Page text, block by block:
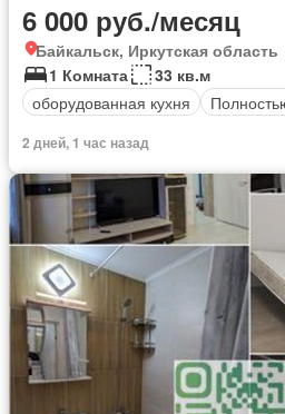
6 000 руб./месяц
Байкальск, Иркутская область
1 Комната
33 кв.м
оборудованная кухня
2 дней, 1 час назад